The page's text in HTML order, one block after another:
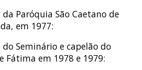
Paróquia São Caetano de
em 1977:
Seminário e capelão do
Fátima em 1978 e 1979: